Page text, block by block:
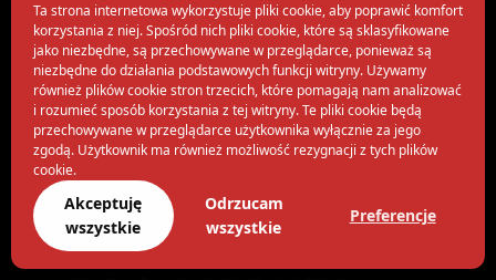
Ta strona internetowa wykorzystuje pliki cookie, aby poprawić komfort
korzystania z niej. Spośród nich pliki cookie, które są sklasyfikowane
jako niezbędne, są przechowywane w przeglądarce, ponieważ są
niezbędne do działania podstawowych funkcji witryny. Używamy
również plików cookie stron trzecich, które pomagają nam analizować
i rozumieć sposób korzystania z tej witryny. Te pliki cookie będą
przechowywane w przeglądarce użytkownika wyłącznie za jego
zgodą. Użytkownik ma również możliwość rezygnacji z tych plików
cookie.
Akceptuję
wszystkie
Odrzucam
wszystkie
Preferencje